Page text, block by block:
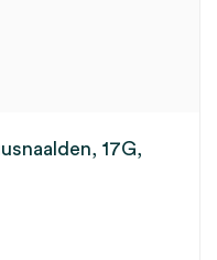
17G,